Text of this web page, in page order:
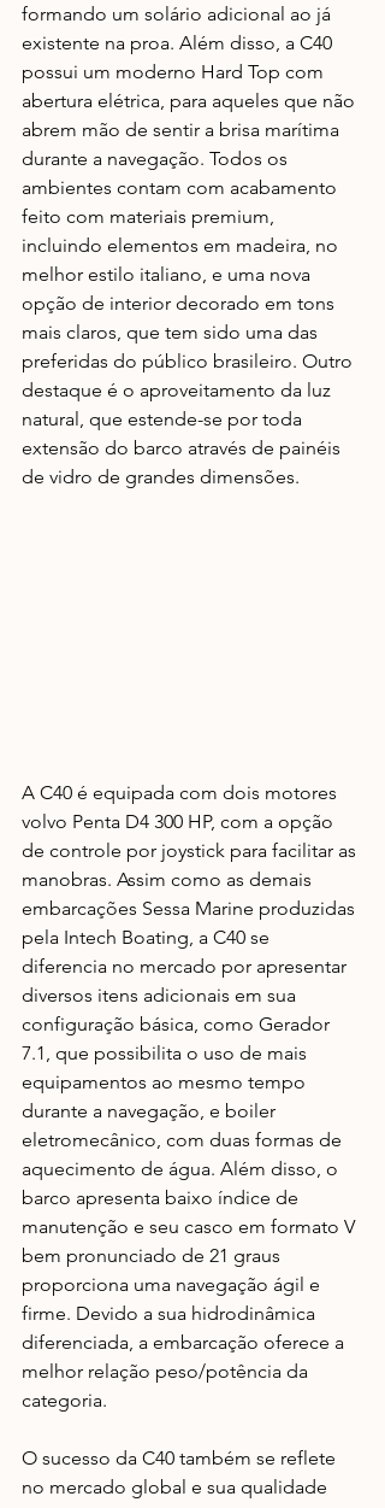
formando um solário adicional ao já
existente na proa. Além disso, a C40
possui um moderno Hard Top com
abertura elétrica, para aqueles que não
abrem mão de sentir a brisa marítima
durante a navegação. Todos os
ambientes contam com acabamento
feito com materiais premium,
incluindo elementos em madeira, no
melhor estilo italiano, e uma nova
opção de interior decorado em tons
mais claros, que tem sido uma das
preferidas do público brasileiro. Outro
destaque é o aproveitamento da luz
natural, que estende-se por toda
extensão do barco através de painéis
de vidro de grandes dimensões.
A C40 é equipada com dois motores
volvo Penta D4 300 HP, com a opção
de controle por joystick para facilitar as
manobras. Assim como as demais
embarcações Sessa Marine produzidas
pela Intech Boating, a C40 se
diferencia no mercado por apresentar
diversos itens adicionais em sua
configuração básica, como Gerador
7.1, que possibilita o uso de mais
equipamentos ao mesmo tempo
durante a navegação, e boiler
eletromecânico, com duas formas de
aquecimento de água. Além disso, o
barco apresenta baixo índice de
manutenção e seu casco em formato V
bem pronunciado de 21 graus
proporciona uma navegação ágil e
firme. Devido a sua hidrodinâmica
diferenciada, a embarcação oferece a
melhor relação peso/potência da
categoria.
O sucesso da C40 também se reflete
no mercado global e sua qualidade